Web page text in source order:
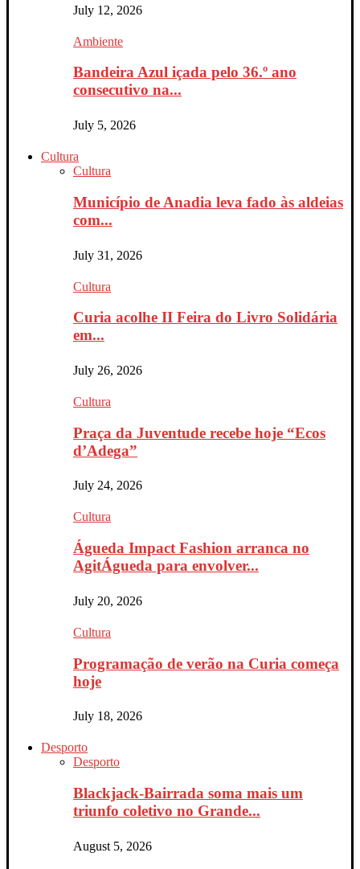
July 12, 2026
Ambiente
Bandeira Azul içada pelo 36.º ano
consecutivo na...
July 5, 2026
Cultura
Cultura
Município de Anadia leva fado às aldeias
com...
July 31, 2026
Cultura
Curia acolhe II Feira do Livro Solidária
em...
July 26, 2026
Cultura
Praça da Juventude recebe hoje “Ecos
d’Adega”
July 24, 2026
Cultura
Águeda Impact Fashion arranca no
AgitÁgueda para envolver...
July 20, 2026
Cultura
Programação de verão na Curia começa
hoje
July 18, 2026
Desporto
Desporto
Blackjack-Bairrada soma mais um
triunfo coletivo no Grande...
August 5, 2026